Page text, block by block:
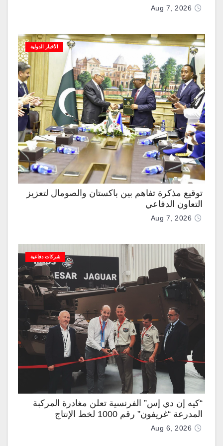
Aug 7, 2026
الأخبار الدولية
توقيع مذكرة تفاهم بين باكستان والصومال لتعزيز
التعاون الدفاعي
Aug 7, 2026
شركات دفاعية
“كيه إن دي إس” الفرنسية تعلن مغادرة المركبة
المدرعة “غريفون” رقم 1000 لخط الإنتاج
Aug 6, 2026